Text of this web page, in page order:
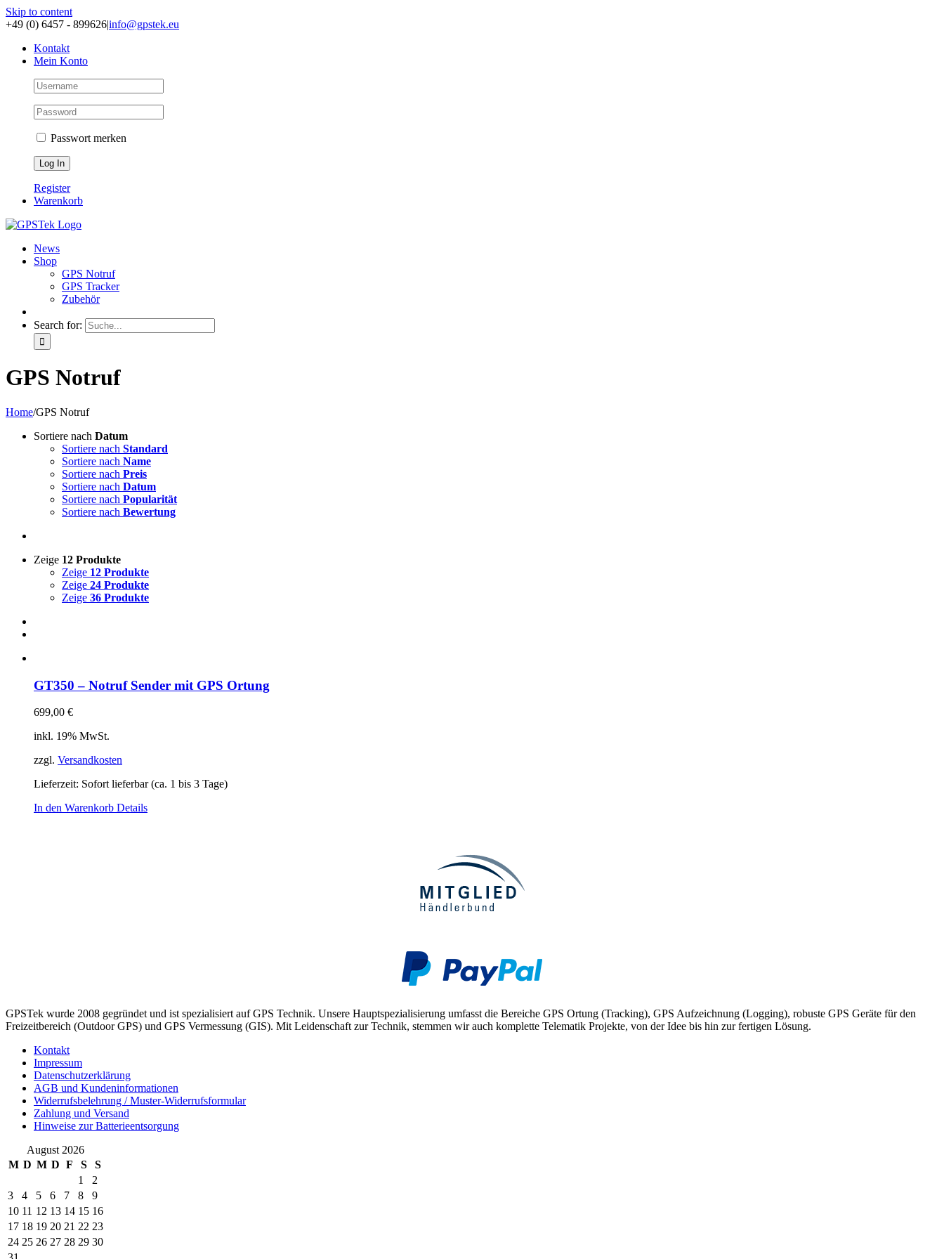
Skip to content
+49 (0) 6457 - 899626|info@gpstek.eu
Kontakt
Mein Konto
Passwort merken
Register
Warenkorb
News
Shop
GPS Notruf
GPS Tracker
Zubehör
Search for:
GPS Notruf
Home/GPS Notruf
Sortiere nach Datum
Sortiere nach Standard
Sortiere nach Name
Sortiere nach Preis
Sortiere nach Datum
Sortiere nach Popularität
Sortiere nach Bewertung
Zeige 12 Produkte
Zeige 12 Produkte
Zeige 24 Produkte
Zeige 36 Produkte
GT350 – Notruf Sender mit GPS Ortung
699,00 €
inkl. 19% MwSt.
zzgl. Versandkosten
Lieferzeit: Sofort lieferbar (ca. 1 bis 3 Tage)
In den Warenkorb Details
GPSTek wurde 2008 gegründet und ist spezialisiert auf GPS Technik. Unsere Hauptspezialisierung umfasst die Bereiche GPS Ortung (Tracking), GPS Aufzeichnung (Logging), robuste GPS Geräte für den
Freizeitbereich (Outdoor GPS) und GPS Vermessung (GIS). Mit Leidenschaft zur Technik, stemmen wir auch komplette Telematik Projekte, von der Idee bis hin zur fertigen Lösung.
Kontakt
Impressum
Datenschutzerklärung
AGB und Kundeninformationen
Widerrufsbelehrung / Muster-Widerrufsformular
Zahlung und Versand
Hinweise zur Batterieentsorgung
August 2026
M D M D F S
S
1
2
3
4 5 6 7 8
9
10 11 12 13 14 15 16
17 18 19 20 21 22 23
24 25 26 27 28 29 30